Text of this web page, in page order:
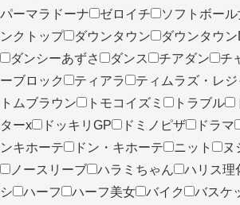
パーマラドーナ
ゼロイチ ソフトボール
ンクトップ
ダウンタウン ダウンタウ
ダンシーあずさ
ダンス チアダン チ
ーブロック
ティアラ ティムラズ・レ
トムブラウン
トモコイズミ トラブル
ターx
ドッキリGP ドミノピザ ドラマ
ンキホーテ
ドン・キホーテ ニット ヌ
ノースリーブ
ハラミちゃん ハリス理
シ
ハーフ ハーフ美女 バイク バスケ